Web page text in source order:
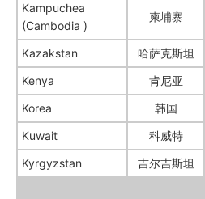
Kampuchea
(Cambodia )
柬埔寨
Kazakstan 哈萨克斯坦
Kenya
肯尼亚
Korea
韩国
Kuwait
科威特
Kyrgyzstan
吉尔吉斯坦